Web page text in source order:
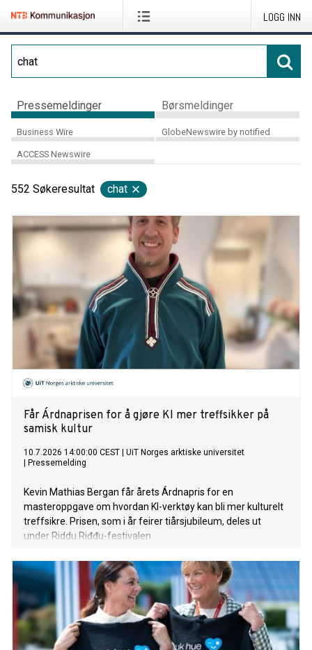
LOGG INN
Pressemeldinger Børsmeldinger
Business Wire GlobeNewswire by notified
ACCESS Newswire
552 Søkeresultat chat
Får Árdnaprisen for å gjøre KI mer treffsikker på
samisk kultur
10.7.2026 14:00:00 CEST
UiT Norges arktiske universitet
Pressemelding
Kevin Mathias Bergan får årets Árdnapris for en
masteroppgave om hvordan KI-verktøy kan bli mer kulturelt
treffsikre. Prisen, som i år feirer tiårsjubileum, deles ut
under Riddu Riđđu-festivalen.